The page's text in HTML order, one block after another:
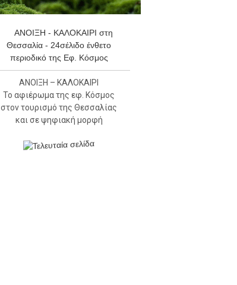
ΑΝΟΙΞΗ – ΚΑΛΟΚΑΙΡΙ
Το αφιέρωμα της εφ. Κόσμος
στον τουρισμό της Θεσσαλίας
και σε ψηφιακή μορφή